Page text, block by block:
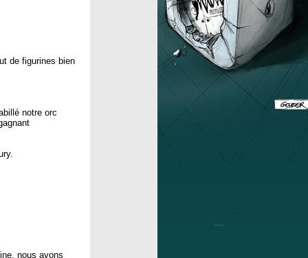
de figurines bien
notre orc
nous avons